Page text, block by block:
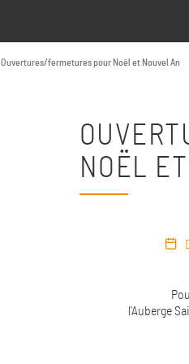
Ouvertures/fermetures pour Noël et Nouvel An
NOËL
l'Auberge